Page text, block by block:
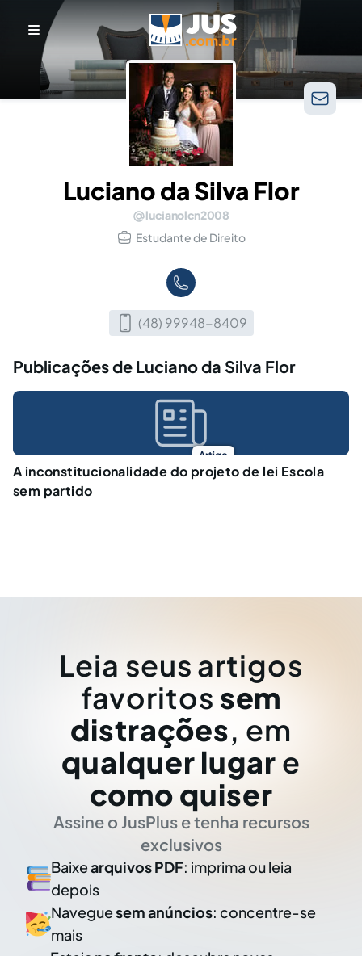
Luciano da Silva Flor
lucianolcn2008
Estudante de Direito
(48) 99948-8409
Publicações de Luciano da Silva Flor
Artigo
A inconstitucionalidade do projeto de lei Escola
sem partido
Leia seus artigos
favoritos sem
distrações, em
qualquer lugar e
como quiser
Assine o JusPlus e tenha recursos
exclusivos
Baixearquivos PDF: imprima ou leia
depois
Naveguesem anúncios: concentre-se
mais